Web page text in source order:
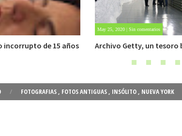
bajo tierra
Apr 25, 2022 | Sin comentarios
Mujer sobrevive 6 días
/ FOTOGRAFIAS , FOTOS ANTIGUAS , INSÓLITO , NUEVA YORK